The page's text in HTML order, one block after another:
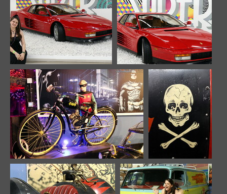
Image 636
10729 odwiedzin
Image 637
10595 odwiedzin
Image 638
10453 odwiedzin
Image 639
10059 odwiedzin
Image 640
9926 odwiedzin
Image 641
10068